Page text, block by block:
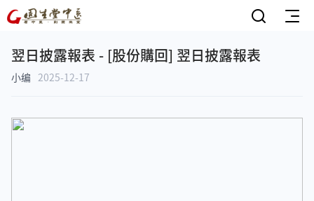
翌日披露報表 - [股份購回] 翌日披露報表
小编 2025-12-17